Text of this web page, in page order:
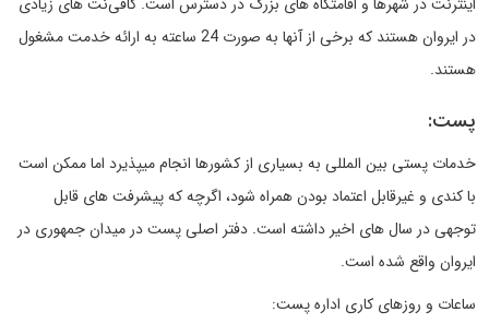
در ایروان هستند که برخی از آنها به صورت 24 ساعته به ارائه خدمت مشغول
هستند.
پست:
خدمات پستی بین المللی به بسیاری از کشورها انجام میپذیرد اما ممکن است
با کندی و غیرقابل اعتماد بودن همراه شود، اگرچه که پیشرفت های قابل
توجهی در سال های اخیر داشته است. دفتر اصلی پست در میدان جمهوری در
ایروان واقع شده است.
ساعات و روزهای کاری اداره پست: